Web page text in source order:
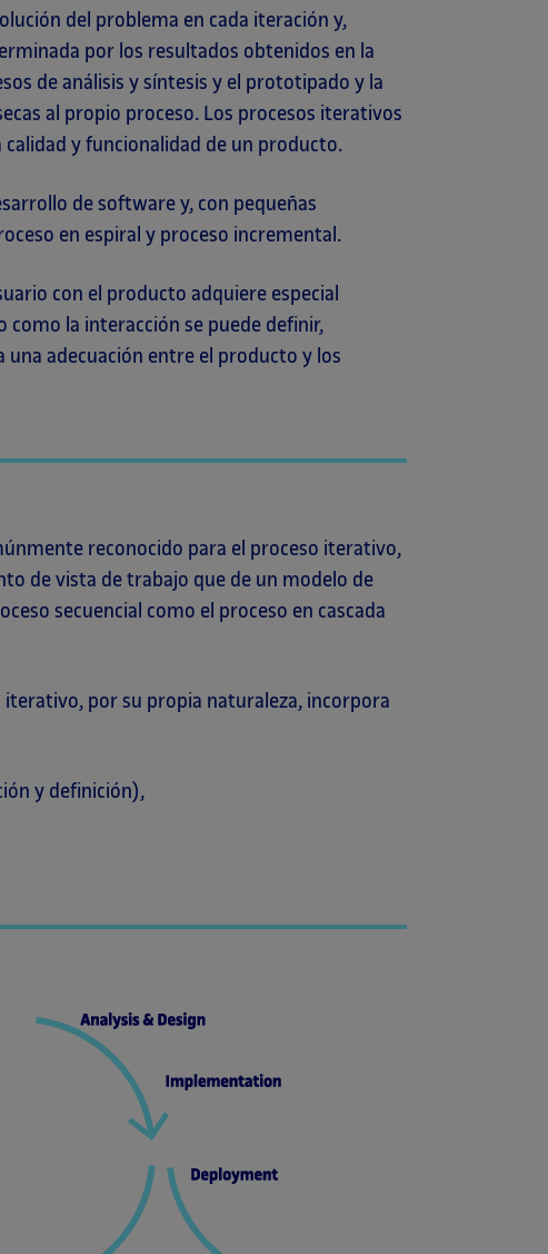
del problema en cada iteración y,
por los resultados obtenidos en la
de análisis y síntesis y el prototipado y la
al propio proceso. Los procesos iterativos
y funcionalidad de un producto.
de software y, con pequeñas
en espiral y proceso incremental.
con el producto adquiere especial
la interacción se puede definir,
adecuación entre el producto y los
reconocido para el proceso iterativo,
de vista de trabajo que de un modelo de
secuencial como el proceso en cascada
iterativo, por su propia naturaleza, incorpora
y definición),